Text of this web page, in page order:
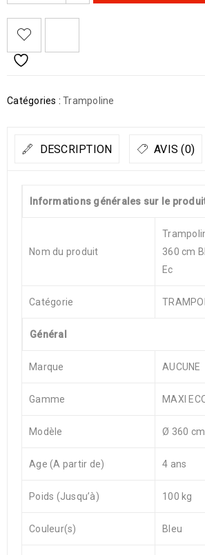
Catégories : Trampoline
DESCRIPTION AVIS (0)
Informations générales sur le
Nom du produit
360 cm
Ec
Catégorie
Général
Marque AUCUNE
Gamme MAXI
Modèle Ø 360 cm
Age (A partir de) 4 ans
Poids (Jusqu’à) 100 kg
Couleur(s) Bleu